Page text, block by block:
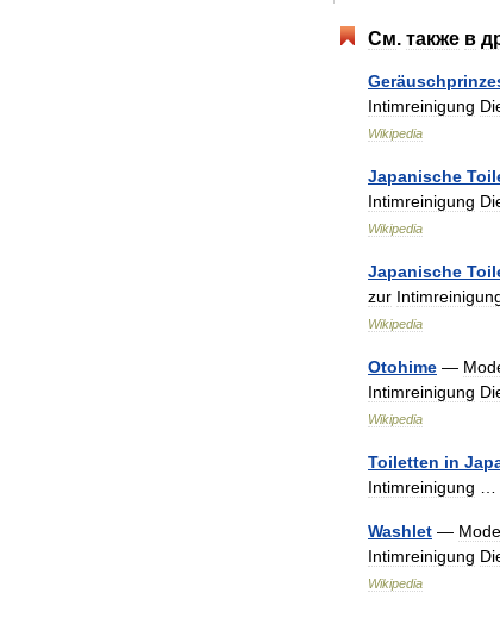
См. также в
Intimreinigung
Wikipedia
Japanische
Intimreinigung
Wikipedia
Japanische
zur
Wikipedia
Otohime —
Intimreinigung
Wikipedia
Toiletten in
Intimreinigung
Washlet —
Intimreinigung
Wikipedia